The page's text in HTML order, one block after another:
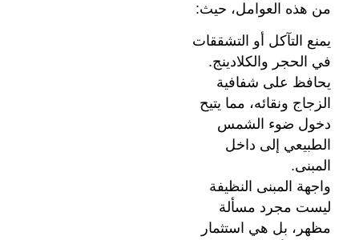
من هذه العوامل، حيث:
يمنع التآكل أو التشققات
في الحجر والكلادينج.
يحافظ على شفافية
الزجاج ونقائه، مما يتيح
دخول ضوء الشمس
الطبيعي إلى داخل
المبنى.
واجهة المبنى النظيفة
ليست مجرد مسألة
مظهر، بل هي استثمار